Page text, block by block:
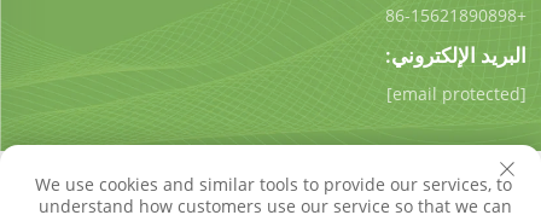
+86-15621890898
البريد الإلكتروني:
[email protected]
We use cookies and similar tools to provide our services, to
understand how customers use our service so that we can